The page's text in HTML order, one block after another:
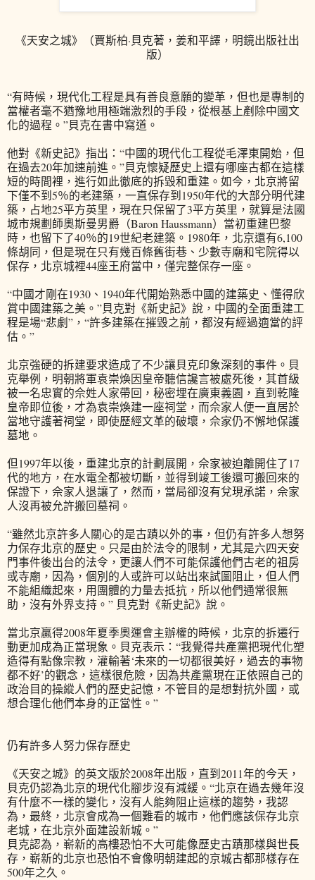
《天安之城》（賈斯柏·貝克著，姜和平譯，明鏡出版社出
版）
“有時候，現代化工程是具有善良意願的變革，但也是專制的
當權者毫不猶豫地用極端激烈的手段，從根基上剷除中國文
化的過程。”貝克在書中寫道。
他對《新史記》指出：“中國的現代化工程從毛澤東開始，但
在過去20年加速前進。”貝克懷疑歷史上還有哪座古都在這樣
短的時間裡，進行如此徹底的拆毀和重建。如今，北京將留
下僅不到5％的老建築，一直保存到1950年代的大部分明代建
築，占地25平方英里，現在只保留了3平方英里，就算是法國
城市規劃師奧斯曼男爵（Baron Haussmann）當初重建巴黎
時，也留下了40％的19世紀老建築。1980年，北京還有6,100
條胡同，但是現在只有幾百條舊街巷、少數寺廟和宅院得以
保存，北京城裡44座王府當中，僅完整保存一座。
“中國才剛在1930、1940年代開始熟悉中國的建築史、懂得欣
賞中國建築之美。”貝克對《新史記》說，中國的全面重建工
程是場“悲劇”，“許多建築在摧毀之前，都沒有經過適當的評
估。”
北京強硬的拆建要求造成了不少讓貝克印象深刻的事件。貝
克舉例，明朝將軍袁崇煥因皇帝聽信讒言被處死後，其首級
被一名忠實的佘姓人家帶回，秘密埋在廣東義園，直到乾隆
皇帝即位後，才為袁崇煥建一座祠堂，而佘家人便一直居於
當地守護著祠堂，即使歷經文革的破壞，佘家仍不懈地保護
墓地。
但1997年以後，重建北京的計劃展開，佘家被迫離開住了17
代的地方，在水電全都被切斷，並得到竣工後還可搬回來的
保證下，佘家人退讓了，然而，當局卻沒有兌現承諾，佘家
人沒再被允許搬回墓祠。
“雖然北京許多人關心的是古蹟以外的事，但仍有許多人想努
力保存北京的歷史。只是由於法令的限制，尤其是六四天安
門事件後出台的法令，更讓人們不可能保護他們古老的祖房
或寺廟，因為，個別的人或許可以站出來試圖阻止，但人們
不能組織起來，用團體的力量去抵抗，所以他們通常很無
助，沒有外界支持。” 貝克對《新史記》說。
當北京贏得2008年夏季奧運會主辦權的時候，北京的拆遷行
動更加成為正當現象。貝克表示：“我覺得共產黨把現代化塑
造得有點像宗教，灌輸著‘未來的一切都很美好，過去的事物
都不好’的觀念，這樣很危險，因為共產黨現在正依照自己的
政治目的操縱人們的歷史記憶，不管目的是想對抗外國，或
想合理化他們本身的正當性。”
仍有許多人努力保存歷史
《天安之城》的英文版於2008年出版，直到2011年的今天，
貝克仍認為北京的現代化腳步沒有減緩。“北京在過去幾年沒
有什麼不一樣的變化，沒有人能夠阻止這樣的趨勢，我認
為，最終，北京會成為一個難看的城市，他們應該保存北京
老城，在北京外面建設新城。”
貝克認為，嶄新的高樓恐怕不大可能像歷史古蹟那樣與世長
存，嶄新的北京也恐怕不會像明朝建起的京城古都那樣存在
500年之久。